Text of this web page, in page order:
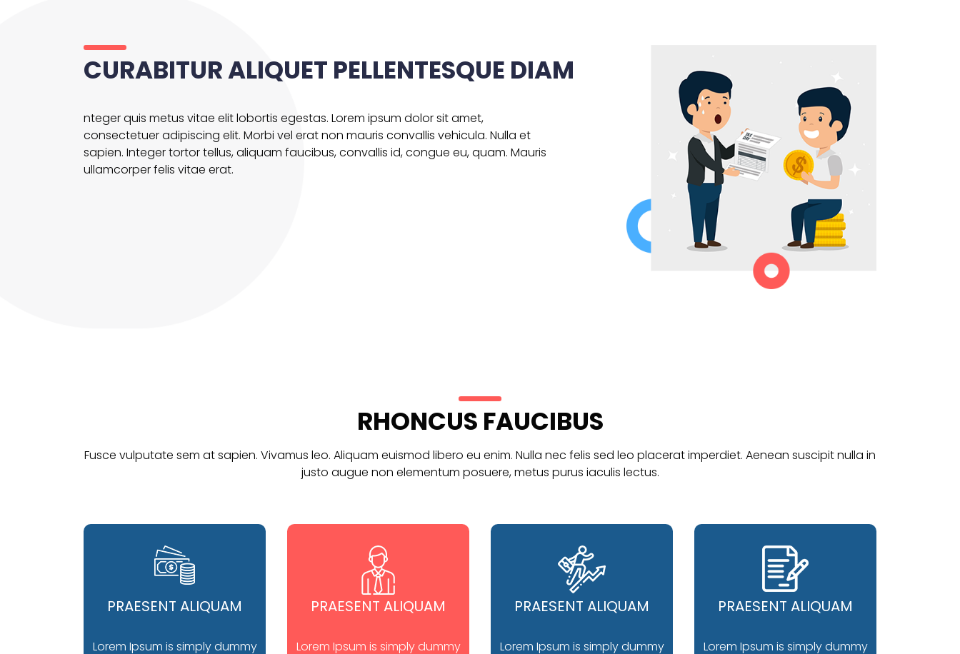
CURABITUR ALIQUET PELLENTESQUE DIAM
nteger quis metus vitae elit lobortis egestas. Lorem ipsum dolor sit amet,
consectetuer adipiscing elit. Morbi vel erat non mauris convallis vehicula. Nulla et
sapien. Integer tortor tellus, aliquam faucibus, convallis id, congue eu, quam. Mauris
ullamcorper felis vitae erat.
RHONCUS FAUCIBUS
Fusce vulputate sem at sapien. Vivamus leo. Aliquam euismod libero eu enim. Nulla nec felis sed leo placerat imperdiet. Aenean suscipit nulla in
justo augue non elementum posuere, metus purus iaculis lectus.
PRAESENT ALIQUAM
Lorem Ipsum is simply dummy
PRAESENT ALIQUAM
Lorem Ipsum is simply dummy
PRAESENT ALIQUAM
Lorem Ipsum is simply dummy
PRAESENT ALIQUAM
Lorem Ipsum is simply dummy